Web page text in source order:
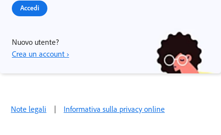
Accedi
Nuovo utente?
Crea un account ›
Note legali | Informativa sulla privacy online